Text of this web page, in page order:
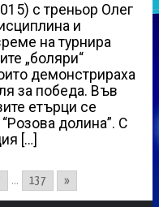
с треньор Олег
и
на турнира
„боляри“
демонстрираха
за победа. Във
етърци се
долина”. С
[…]
... 137 »